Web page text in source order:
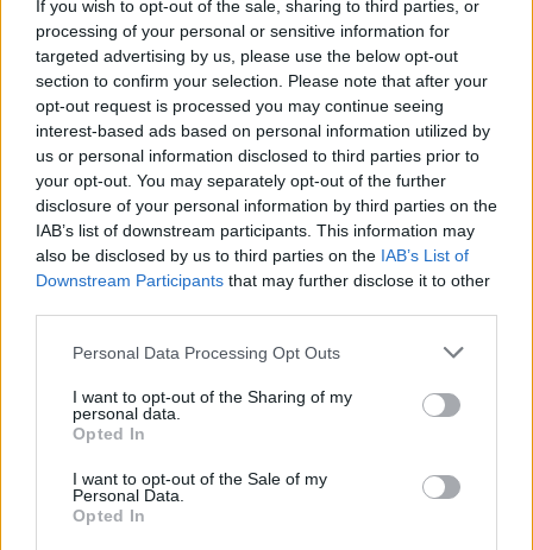
If you wish to opt-out of the sale, sharing to third parties, or
processing of your personal or sensitive information for
targeted advertising by us, please use the below opt-out
section to confirm your selection. Please note that after your
opt-out request is processed you may continue seeing
interest-based ads based on personal information utilized by
us or personal information disclosed to third parties prior to
your opt-out. You may separately opt-out of the further
disclosure of your personal information by third parties on the
IAB’s list of downstream participants. This information may
also be disclosed by us to third parties on the IAB’s List of
Downstream Participants that may further disclose it to other
Please note that this website/app uses one or more Google
not limited to your visit or usage behaviour. You may click to
grant or deny consent to Google and its third-party tags to
use your data for below specified purposes in below Google
consent section.
Personal Data Processing Opt Outs
I want to opt-out of the Sharing of my
personal data.
Opted In
I want to opt-out of the Sale of my
Personal Data.
Opted In
Due procuratori: un dramma politico di
denuncia
Two Prosecutors di Sergei Loznitsa è un’opera
potente che affronta il tema della giustizia sotto il
regime di Stalin. Con una narrazione che ricorda un
incubo kafkiano, il film promette di lasciare un
segno profondo nel pubblico.
Il Festival di Cannes continua a essere un punto di
opere che sfidano le convenzioni e raccontano
storie di vita, amore, giustizia e libertà. Con una
varietà di film in arrivo, ci sono molte ragioni per